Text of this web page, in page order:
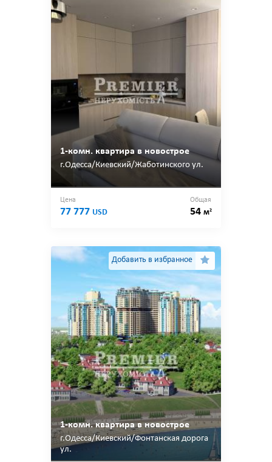
1-комн. квартира в новострое
г.Одесса/Киевский/Жаботинского ул.
Цена
77 777 USD
Общая
54 м2
Добавить в избранное
1-комн. квартира в новострое
г.Одесса/Киевский/Фонтанская дорога
ул.